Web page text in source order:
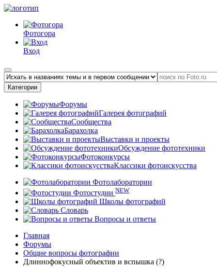
Фотогора
Вход
Категории
Форумы
Галерея фотографий
Сообщества
Барахолка
Выставки и проекты
Обсуждение фототехники
Фотоконкурсы
Классики фотоискусства
Фотолаборатории
Фотостудии NEW
Школы фотографий
Словарь
Вопросы и ответы
Главная
Форумы
Общие вопросы фотографии
Длиннофокусный объектив и вспышка (?)